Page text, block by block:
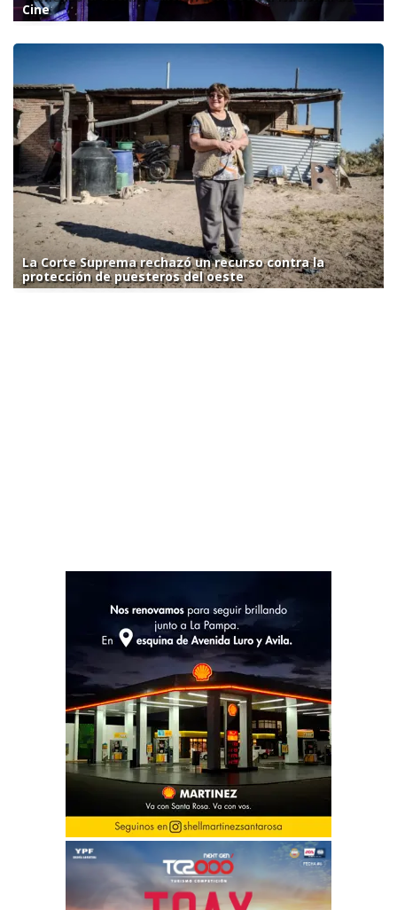
Cine
La Corte Suprema rechazó un recurso contra la
protección de puesteros del oeste